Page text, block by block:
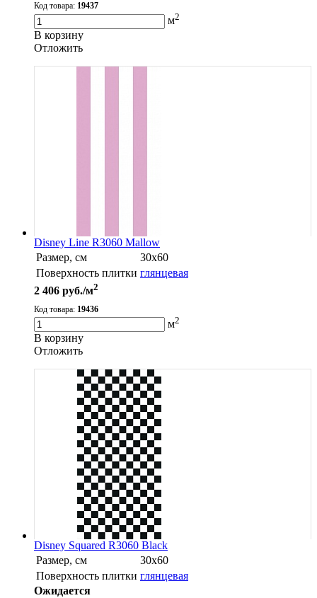
Код товара: 19437
м2
В корзину
Oтложить
Disney Line R3060 Mallow
Размер, см
30х60
Поверхность плитки глянцевая
2 406 руб./м2
Код товара: 19436
м2
В корзину
Oтложить
Disney Squared R3060 Black
Размер, см
30х60
Поверхность плитки глянцевая
Ожидается